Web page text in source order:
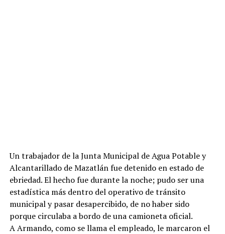
Un trabajador de la Junta Municipal de Agua Potable y
Alcantarillado de Mazatlán fue detenido en estado de
ebriedad. El hecho fue durante la noche; pudo ser una
estadística más dentro del operativo de tránsito
municipal y pasar desapercibido, de no haber sido
porque circulaba a bordo de una camioneta oficial.
A Armando, como se llama el empleado, le marcaron el